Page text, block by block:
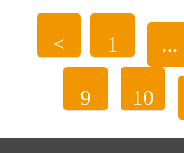
一、智能纺
智能纺织品，
用性，正逐步
种全新的生活
代，更是对可
常生活中做出
< 1 ...
9 10